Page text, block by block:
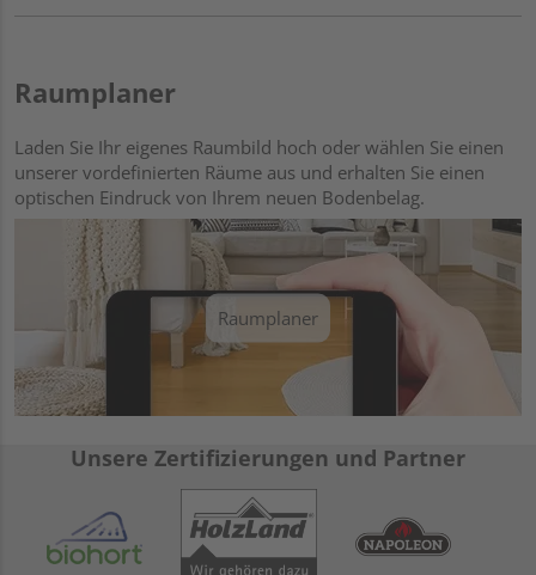
Raumplaner
Laden Sie Ihr eigenes Raumbild hoch oder wählen Sie einen
unserer vordefinierten Räume aus und erhalten Sie einen
optischen Eindruck von Ihrem neuen Bodenbelag.
Raumplaner
Unsere Zertifizierungen und Partner